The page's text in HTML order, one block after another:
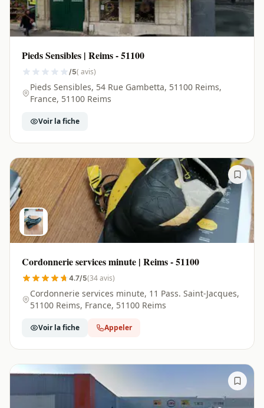
Pieds Sensibles | Reims - 51100
/5( avis)
Pieds Sensibles, 54 Rue Gambetta, 51100 Reims,
France, 51100 Reims
Voir la fiche
Cordonnerie services minute | Reims - 51100
4.7/5(34 avis)
Cordonnerie services minute, 11 Pass. Saint-Jacques,
51100 Reims, France, 51100 Reims
Voir la fiche Appeler